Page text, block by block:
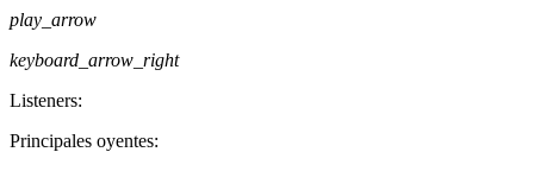
play_arrow
keyboard_arrow_right
Listeners:
Principales oyentes: